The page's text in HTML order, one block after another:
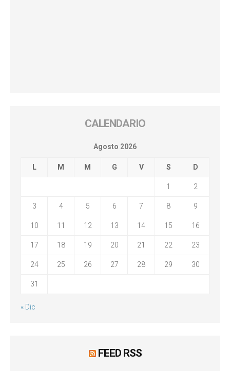
CALENDARIO
Agosto 2026
L M M G V S D
1 2
3 4 5 6 7 8 9
10 11 12 13 14 15 16
17 18 19 20 21 22 23
24 25 26 27 28 29 30
31
« Dic
FEED RSS